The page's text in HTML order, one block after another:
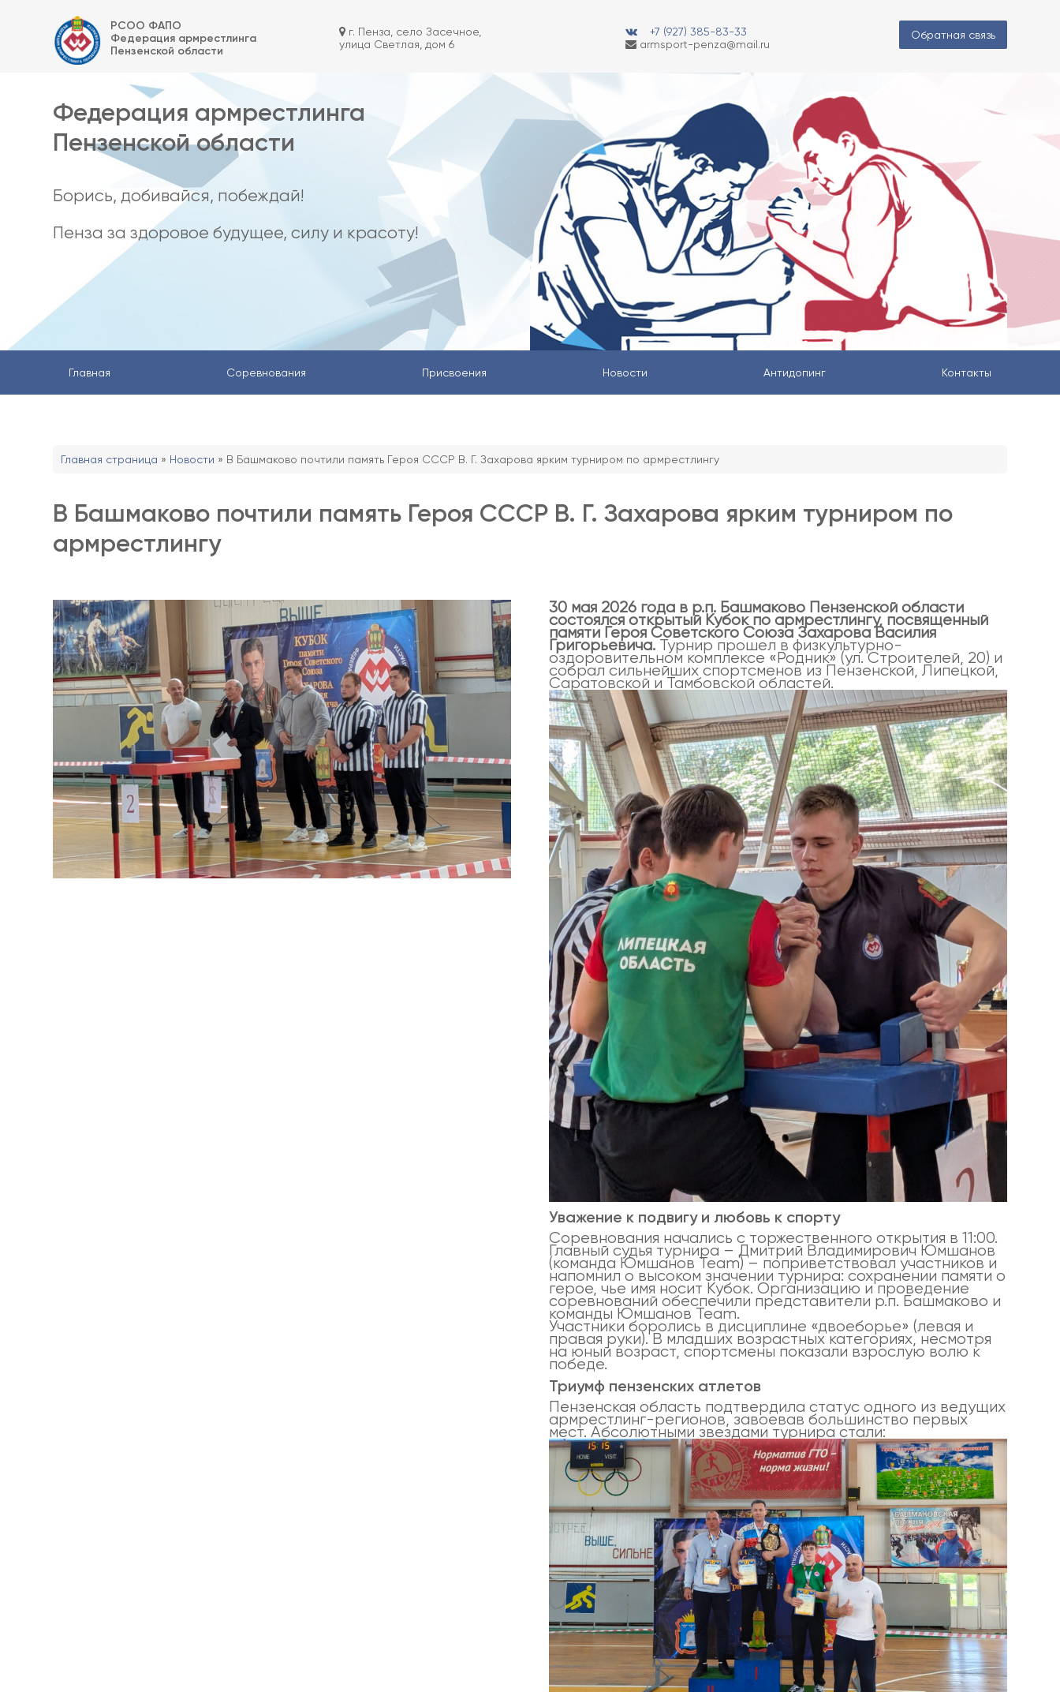
РСОО ФАПО
Федерация армрестлинга
Пензенской области
г. Пенза, село Засечное,
улица Светлая, дом 6
+7 (927) 385-83-33
armsport-penza@mail.ru
Обратная связь
Федерация армрестлинга
Пензенской области
Борись, добивайся, побеждай!
Пенза за здоровое будущее, силу и красоту!
Главная Соревнования Присвоения Новости Антидопинг Контакты
Главная страница » Новости » В Башмаково почтили память Героя CCCР В. Г. Захарова ярким турниром по армрестлингу
В Башмаково почтили память Героя CCCР В. Г. Захарова ярким турниром по
армрестлингу
30 мая 2026 года в р.п. Башмаково Пензенской области
состоялся открытый Кубок по армрестлингу, посвященный
памяти Героя Советского Союза Захарова Василия
Григорьевича. Турнир прошел в физкультурно-
оздоровительном комплексе «Родник» (ул. Строителей, 20) и
собрал сильнейших спортсменов из Пензенской, Липецкой,
Саратовской и Тамбовской областей.
Уважение к подвигу и любовь к спорту
Соревнования начались с торжественного открытия в 11:00.
Главный судья турнира – Дмитрий Владимирович Юмшанов
(команда Юмшанов Team) – поприветствовал участников и
напомнил о высоком значении турнира: сохранении памяти о
герое, чье имя носит Кубок. Организацию и проведение
соревнований обеспечили представители р.п. Башмаково и
команды Юмшанов Team.
Участники боролись в дисциплине «двоеборье» (левая и
правая руки). В младших возрастных категориях, несмотря
на юный возраст, спортсмены показали взрослую волю к
победе.
Триумф пензенских атлетов
Пензенская область подтвердила статус одного из ведущих
армрестлинг-регионов, завоевав большинство первых
мест. Абсолютными звездами турнира стали: